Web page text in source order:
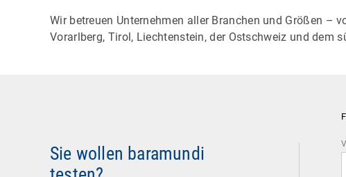
Wir betreuen Unternehmen aller Branchen und Größen –
Vorarlberg, Tirol, Liechtenstein, der Ostschweiz und dem
Sie wollen baramundi